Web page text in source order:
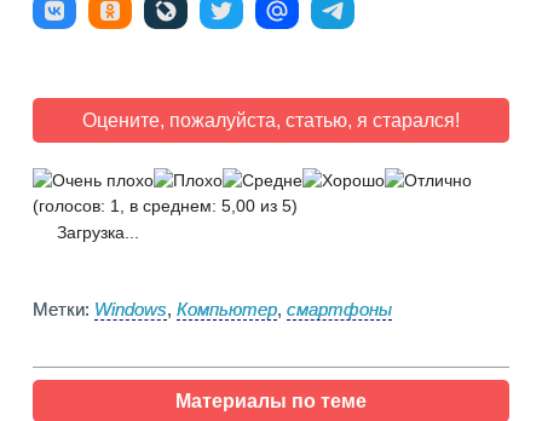
Оцените, пожалуйста, статью, я старался!
(голосов: 1, в среднем: 5,00 из 5)
Загрузка...
Метки: Windows, Компьютер, смартфоны
Материалы по теме